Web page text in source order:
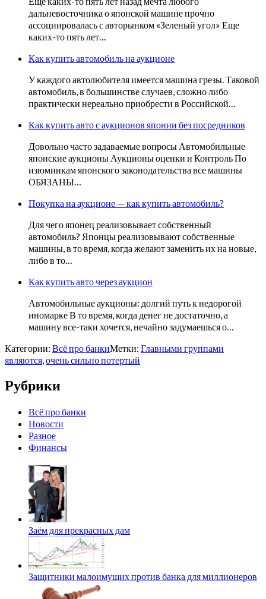
дальневосточника о японской машине прочно
ассоциировалась с авторынком «Зеленый угол» Еще
каких-то пять лет…
Как купить автомобиль на аукционе
У каждого автолюбителя имеется машина грезы. Таковой
автомобиль, в большинстве случаев, сложно либо
практически нереально приобрести в Российской…
Как купить авто с аукционов японии без посредников
Довольно часто задаваемые вопросы Автомобильные
японские аукционы Аукционы оценки и Контроль По
изюминкам японского законодательства все машины
ОБЯЗАНЫ…
Покупка на аукционе — как купить автомобиль?
Для чего японец реализовывает собственный
автомобиль? Японцы реализовывают собственные
машины, в то время, когда желают заменить их на новые,
либо в то…
Как купить авто через аукцион
Автомобильные аукционы: долгий путь к недорогой
иномарке В то время, когда денег не достаточно, а
машину все-таки хочется, нечайно задумаешься о…
Категории: Всё про банкиМетки: Главными группами
являются,очень сильно потертый
Рубрики
Всё про банки
Новости
Разное
Финансы
Заём для прекрасных дам
Защитники малоимущих против банка для миллионеров